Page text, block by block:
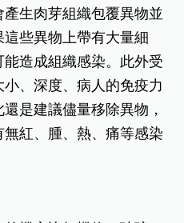
生肉芽組織包覆異物並
些異物上帶有大量細
造成組織感染。此外受
、深度、病人的免疫力
是建議儘量移除異物，
紅、腫、熱、痛等感染